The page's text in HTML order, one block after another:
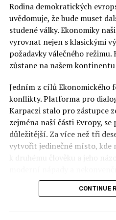
Rodina demokratických
uvědomuje, že bude muset
studené války. Ekonomiky
vyrovnat nejen s klasickými
požadavky válečného
zůstane na našem
Jedním z cílů Ekonomického
konflikty. Platforma pro
Karpaczi stalo pro zástupce
zejména naší části Evropy,
důležitější. Za více než tři
vytvořit jedinečné místo, kde
k druhému člověku a jeho
Polsko musí mít instituce,
politický tým. Pouze to vám
CONTINUE